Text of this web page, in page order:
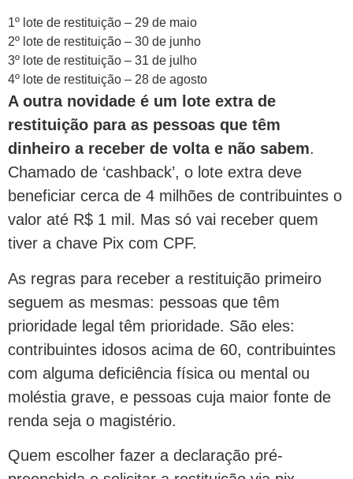
1º lote de restituição – 29 de maio
2º lote de restituição – 30 de junho
3º lote de restituição – 31 de julho
4º lote de restituição – 28 de agosto
A outra novidade é um lote extra de
restituição para as pessoas que têm
dinheiro a receber de volta e não sabem.
Chamado de ‘cashback’, o lote extra deve
beneficiar cerca de 4 milhões de contribuintes o
valor até R$ 1 mil. Mas só vai receber quem
tiver a chave Pix com CPF.
As regras para receber a restituição primeiro
seguem as mesmas: pessoas que têm
prioridade legal têm prioridade. São eles:
contribuintes idosos acima de 60, contribuintes
com alguma deficiência física ou mental ou
moléstia grave, e pessoas cuja maior fonte de
renda seja o magistério.
Quem escolher fazer a declaração pré-